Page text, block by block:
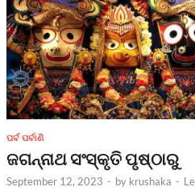
ପର୍ବ ପର୍ବାଣି
ଜଗନ୍ନାଥ ସଂସ୍କୃତି ପୃଷ୍ଠାରୁ
September 12, 2023 - by krushaka -